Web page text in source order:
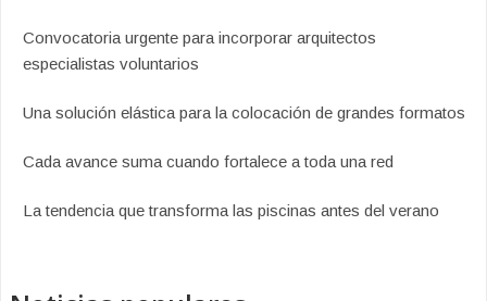
Convocatoria urgente para incorporar arquitectos
especialistas voluntarios
Una solución elástica para la colocación de grandes formatos
Cada avance suma cuando fortalece a toda una red
La tendencia que transforma las piscinas antes del verano